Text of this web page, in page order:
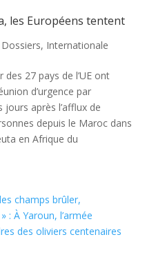
les Européens tentent
Dossiers, Internationale
des 27 pays de l’UE ont
d’urgence par
après l’afflux de
depuis le Maroc dans
en Afrique du